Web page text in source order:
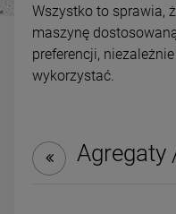
Strugarko grubościówka
TERMIX C2-310Q
5 950,00 zł
Wszystko to sprawia,
maszynę
preferencji,
wykorzystać.
Agregaty